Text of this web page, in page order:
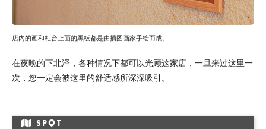
店内的画和柜台上面的黑板都是由插图画家手绘而成。
在夜晚的下北泽，各种情况下都可以光顾这家店，一旦来过这里一
次，您一定会被这里的舒适感所深深吸引。
SP T